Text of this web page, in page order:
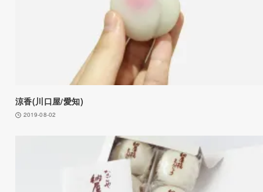
涼香(川口屋/愛知)
2019-08-02